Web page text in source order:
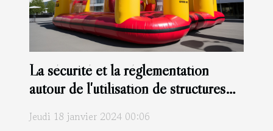
La sécurité et la réglementation
autour de l'utilisation de structures
Jeudi 18 janvier 2024 00:06